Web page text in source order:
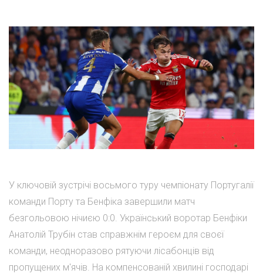
У ключовій зустрічі восьмого туру чемпіонату Португалії
команди Порту та Бенфіка завершили матч
безгольовою нічиєю 0:0. Український воротар Бенфіки
Анатолій Трубін став справжнім героєм для своєї
команди, неодноразово рятуючи лісабонців від
пропущених м'ячів. На компенсованій хвилині господарі